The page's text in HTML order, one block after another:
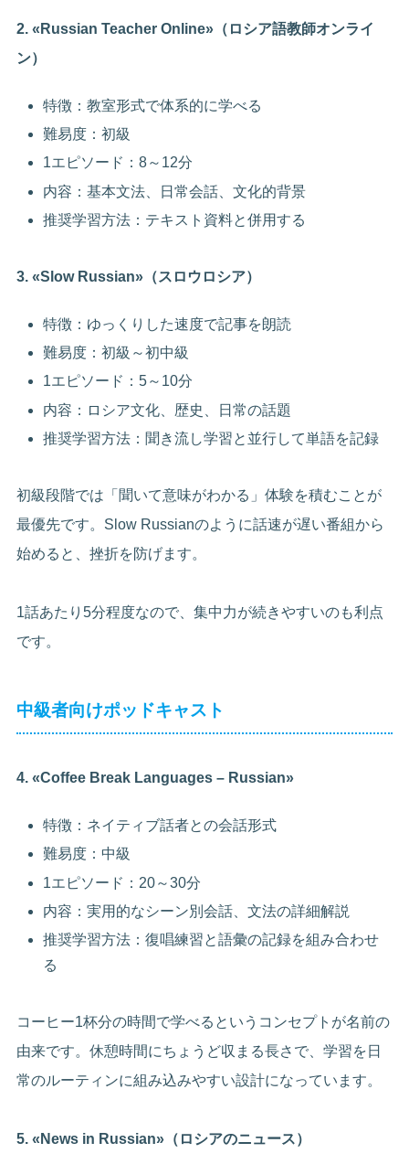
2. «Russian Teacher Online»（ロシア語教師オンライ
ン）
特徴：教室形式で体系的に学べる
難易度：初級
1エピソード：8～12分
内容：基本文法、日常会話、文化的背景
推奨学習方法：テキスト資料と併用する
3. «Slow Russian»（スロウロシア）
特徴：ゆっくりした速度で記事を朗読
難易度：初級～初中級
1エピソード：5～10分
内容：ロシア文化、歴史、日常の話題
推奨学習方法：聞き流し学習と並行して単語を記録
初級段階では「聞いて意味がわかる」体験を積むことが
最優先です。Slow Russianのように話速が遅い番組から
始めると、挫折を防げます。
1話あたり5分程度なので、集中力が続きやすいのも利点
です。
中級者向けポッドキャスト
4. «Coffee Break Languages – Russian»
特徴：ネイティブ話者との会話形式
難易度：中級
1エピソード：20～30分
内容：実用的なシーン別会話、文法の詳細解説
推奨学習方法：復唱練習と語彙の記録を組み合わせ
る
コーヒー1杯分の時間で学べるというコンセプトが名前の
由来です。休憩時間にちょうど収まる長さで、学習を日
常のルーティンに組み込みやすい設計になっています。
5. «News in Russian»（ロシアのニュース）